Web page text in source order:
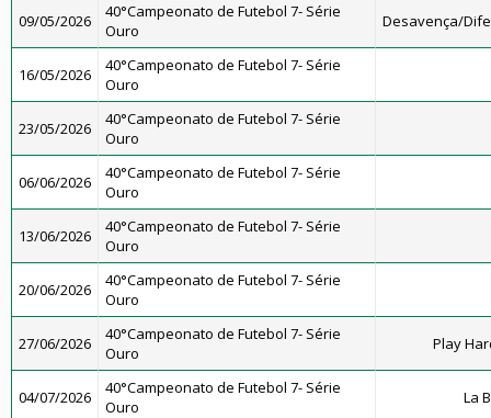
09/05/2026
40°Campeonato de Futebol 7- Série
Ouro
Desavença/
16/05/2026
40°Campeonato de Futebol 7- Série
Ouro
23/05/2026
40°Campeonato de Futebol 7- Série
Ouro
06/06/2026
40°Campeonato de Futebol 7- Série
Ouro
13/06/2026
40°Campeonato de Futebol 7- Série
Ouro
20/06/2026
40°Campeonato de Futebol 7- Série
Ouro
27/06/2026
40°Campeonato de Futebol 7- Série
Ouro
Play
04/07/2026
40°Campeonato de Futebol 7- Série
Ouro
La